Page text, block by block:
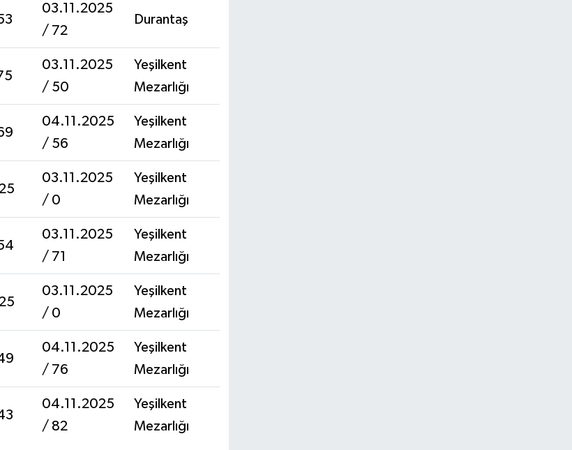
03.11.2025
/ 72
Durantaş
03.11.2025
/ 50
Yeşilkent
Mezarlığı
04.11.2025
/ 56
Yeşilkent
Mezarlığı
03.11.2025
/ 0
Yeşilkent
Mezarlığı
03.11.2025
/ 71
Yeşilkent
Mezarlığı
03.11.2025
/ 0
Yeşilkent
Mezarlığı
04.11.2025
/ 76
Yeşilkent
Mezarlığı
04.11.2025
/ 82
Yeşilkent
Mezarlığı